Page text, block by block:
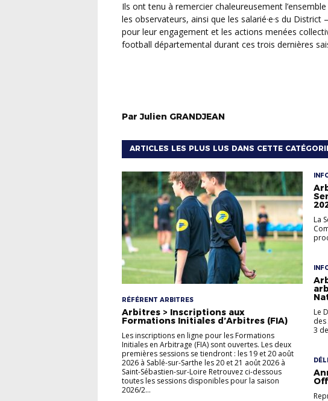
Ils ont tenu à remercier chaleureusement l’ensemble des membres de la CDA, de l’ETDA, et
les observateurs, ainsi que les salarié·e·s du District
pour leur engagement et les actions menées
football départemental durant ces trois dernières
ParJulien GRANDJEAN
ARTICLES LES PLUS LUS DANS CETTE
RÉFÉRENT ARBITRES
Arbitres > Inscriptions aux
Formations Initiales d’Arbitres (FIA)
Les inscriptions en ligne pour les Formations
Initiales en Arbitrage (FIA) sont ouvertes. Les deux
premières sessions se tiendront : les 19 et 20 août
2026 à Sablé-sur-Sarthe les 20 et 21 août 2026 à
Saint-Sébastien-sur-Loire Retrouvez ci-dessous
toutes les sessions disponibles pour la saison
2026/2...
La
Le
3